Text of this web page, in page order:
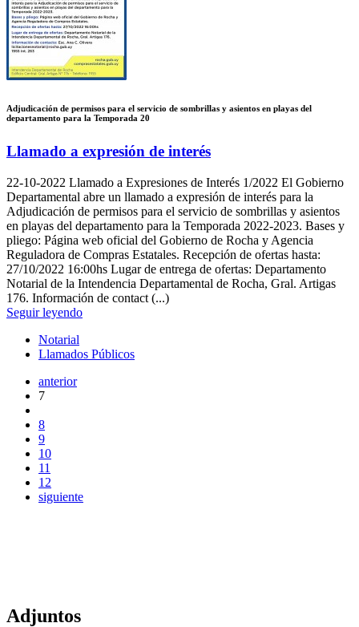
Adjudicación de permisos para el servicio de sombrillas y asientos en playas del
departamento para la Temporada 20
Llamado a expresión de interés
22-10-2022 Llamado a Expresiones de Interés 1/2022 El Gobierno
Departamental abre un llamado a expresión de interés para la
Adjudicación de permisos para el servicio de sombrillas y asientos
en playas del departamento para la Temporada 2022-2023. Bases y
pliego: Página web oficial del Gobierno de Rocha y Agencia
Reguladora de Compras Estatales. Recepción de ofertas hasta:
27/10/2022 16:00hs Lugar de entrega de ofertas: Departamento
Notarial de la Intendencia Departamental de Rocha, Gral. Artigas
176. Información de contact (...)
Seguir leyendo
Notarial
Llamados Públicos
anterior
7
8
9
10
11
12
siguiente
Adjuntos